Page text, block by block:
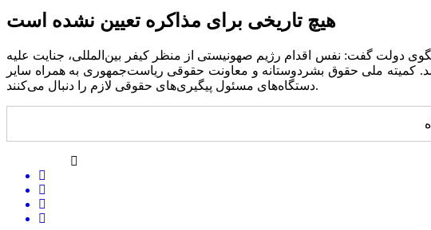
هیچ تاریخی برای مذاکره تعیین نشده است
دولت گفت: نفس اقدام رژیم صهونیستی از منظر کیفر بین‌المللی، جنایت علیه
شد. کمیته ملی حقوق بشردوستانه و معاونت حقوقی ریاست‌جمهوری به همراه سایر
دستگاه‌های مسئول پیگیری‌های حقوقی لازم را دنبال می‌کنند.